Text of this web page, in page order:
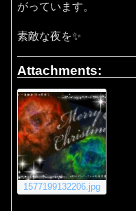
がっています。
素敵な夜を✨
Attachments:
1577199132206.jpg